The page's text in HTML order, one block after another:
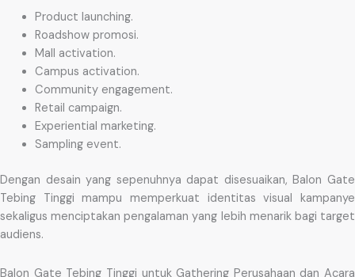
Product launching.
Roadshow promosi.
Mall activation.
Campus activation.
Community engagement.
Retail campaign.
Experiential marketing.
Sampling event.
Dengan desain yang sepenuhnya dapat disesuaikan, Balon Gate
Tebing Tinggi mampu memperkuat identitas visual kampanye
sekaligus menciptakan pengalaman yang lebih menarik bagi target
audiens.
Balon Gate Tebing Tinggi untuk Gathering Perusahaan dan Acara